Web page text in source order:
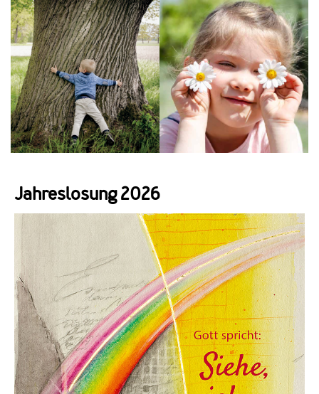
Jahreslosung 2026